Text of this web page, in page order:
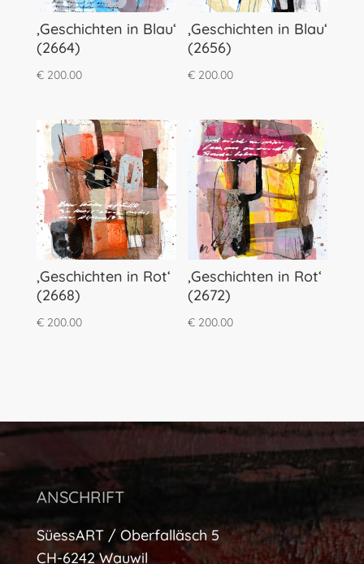
‚Geschichten in Blau‘
(2664)
€200.00
‚Geschichten in Blau‘
(2656)
€ 200.00
‚Geschichten in Rot‘
(2668)
€200.00
‚Geschichten in Rot‘
(2672)
€ 200.00
ANSCHRIFT
SüessART / Oberfalläsch 5
CH-6242 Wauwil